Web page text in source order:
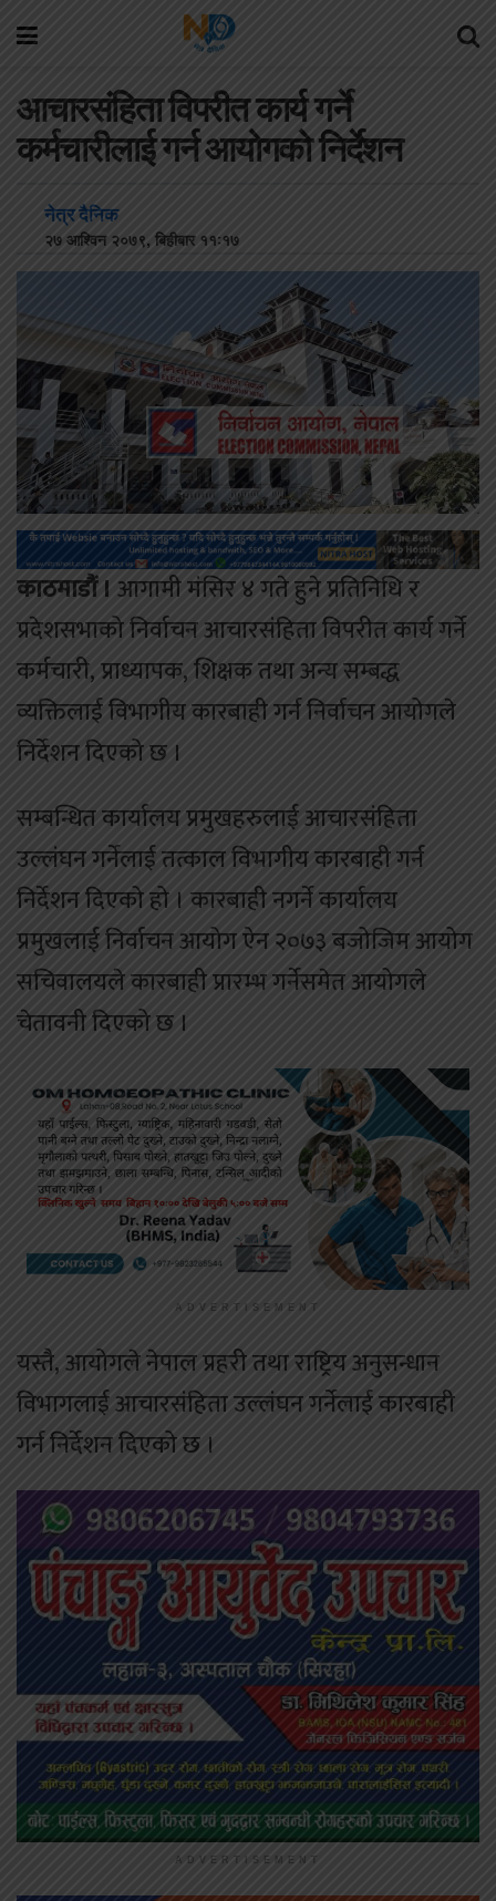
आचारसंहिता विपरीत कार्य गर्ने
कर्मचारीलाई गर्न आयोगको निर्देशन
नेत्र दैनिक
२७ आश्विन २०७९, बिहीबार ११:१७
काठमाडौं । आगामी मंसिर ४ गते हुने प्रतिनिधि र
प्रदेशसभाको निर्वाचन आचारसंहिता विपरीत कार्य गर्ने
कर्मचारी, प्राध्यापक, शिक्षक तथा अन्य सम्बद्ध
व्यक्तिलाई विभागीय कारबाही गर्न निर्वाचन आयोगले
निर्देशन दिएको छ ।
सम्बन्धित कार्यालय प्रमुखहरुलाई आचारसंहिता
उल्लंघन गर्नेलाई तत्काल विभागीय कारबाही गर्न
निर्देशन दिएको हो । कारबाही नगर्ने कार्यालय
प्रमुखलाई निर्वाचन आयोग ऐन २०७३ बजोजिम आयोग
सचिवालयले कारबाही प्रारम्भ गर्नेसमेत आयोगले
चेतावनी दिएको छ ।
ADVERTISEMENT
यस्तै, आयोगले नेपाल प्रहरी तथा राष्ट्रिय अनुसन्धान
विभागलाई आचारसंहिता उल्लंघन गर्नेलाई कारबाही
गर्न निर्देशन दिएको छ ।
ADVERTISEMENT